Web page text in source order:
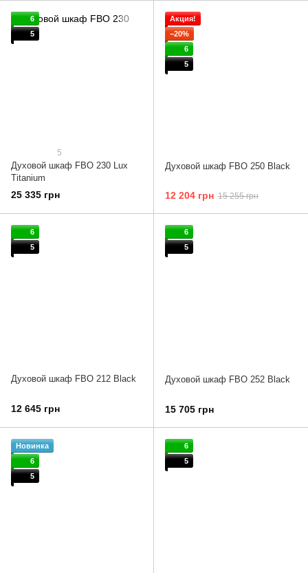
6
5
5
Духовой шкаф FBO 230 Lux
Titanium
25 335 грн
Акция!
−20%
6
5
Духовой шкаф FBO 250 Black
12 204 грн 15 255 грн
6
5
Духовой шкаф FBO 212 Black
12 645 грн
6
5
Духовой шкаф FBO 252 Black
15 705 грн
Новинка
6
5
6
5